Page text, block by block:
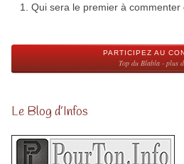
Qui sera le premier à commenter
PARTICIPEZ AU
Top du Blabla - plus
Le Blog d’Infos